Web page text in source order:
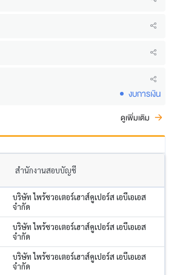
งบการเงิน
ดูเพิ่มเติม
สำนักงานสอบบัญชี
บริษัท ไพร้ซวอเตอร์เฮาส์คูเปอร์ส เอบีเอเอส
จำกัด
บริษัท ไพร้ซวอเตอร์เฮาส์คูเปอร์ส เอบีเอเอส
จำกัด
บริษัท ไพร้ซวอเตอร์เฮาส์คูเปอร์ส เอบีเอเอส
จำกัด